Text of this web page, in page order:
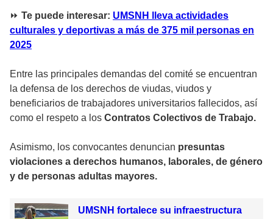
⏩ Te puede interesar: UMSNH lleva actividades
culturales y deportivas a más de 375 mil personas en
2025
Entre las principales demandas del comité se encuentran
la defensa de los derechos de viudas, viudos y
beneficiarios de trabajadores universitarios fallecidos, así
como el respeto a los Contratos Colectivos de Trabajo.
Asimismo, los convocantes denuncian presuntas
violaciones a derechos humanos, laborales, de género
y de personas adultas mayores.
UMSNH fortalece su infraestructura